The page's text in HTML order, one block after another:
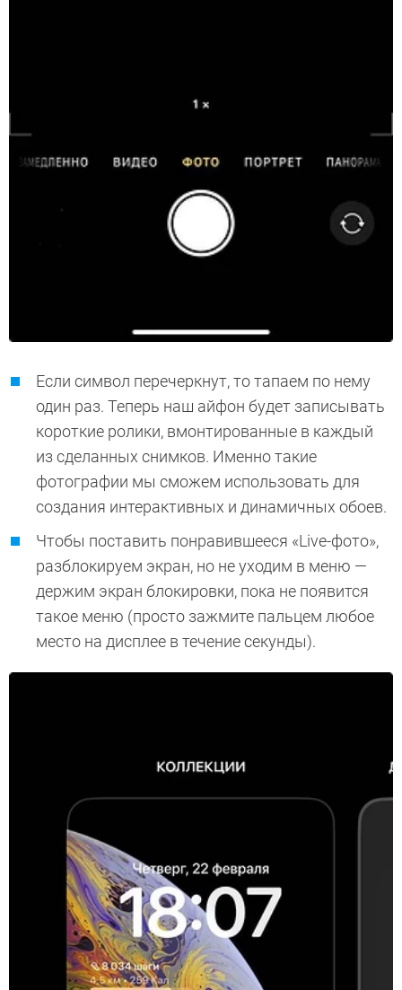
Если символ перечеркнут, то тапаем по нему
один раз. Теперь наш айфон будет записывать
короткие ролики, вмонтированные в каждый
из сделанных снимков. Именно такие
фотографии мы сможем использовать для
создания интерактивных и динамичных обоев.
Чтобы поставить понравившееся «Live-фото»,
разблокируем экран, но не уходим в меню —
держим экран блокировки, пока не появится
такое меню (просто зажмите пальцем любое
место на дисплее в течение секунды).